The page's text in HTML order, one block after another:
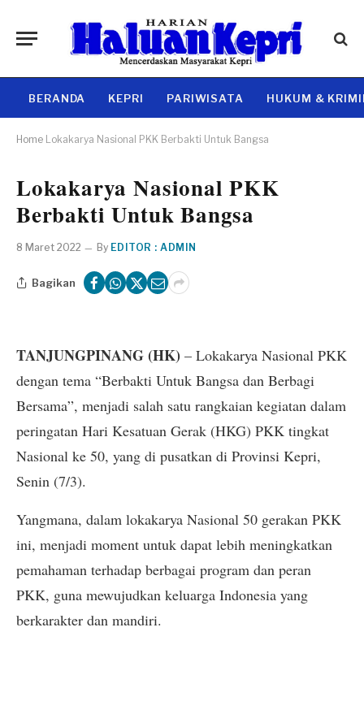
BERANDA KEPRI PARIWISATA HUKUM &
Home Lokakarya Nasional PKK Berbakti Untuk Bangsa
Lokakarya Nasional PKK
Berbakti Untuk Bangsa
8 Maret 2022 By EDITOR : ADMIN
Bagikan
TANJUNGPINANG (HK) – Lokakarya Nasional PKK
dengan tema “Berbakti Untuk Bangsa dan Berbagi
Bersama”, menjadi salah satu rangkaian kegiatan dalam
peringatan Hari Kesatuan Gerak (HKG) PKK tingkat
Nasional ke 50, yang di pusatkan di Provinsi Kepri,
Senin (7/3).
Yangmana, dalam lokakarya Nasional 50 gerakan PKK
ini, menjadi moment untuk dapat lebih meningkatkan
pemahaman terhadap berbagai program dan peran
PKK, guna mewujudkan keluarga Indonesia yang
berkarakter dan mandiri.